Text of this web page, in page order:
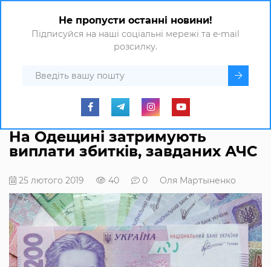
Не пропусти останні новини!
Підписуйся на наші соціальні мережі та e-mail
розсилку.
На Одещині затримують
виплати збитків, завданих АЧС
25 лютого 2019 40 0 Оля Мартыненко